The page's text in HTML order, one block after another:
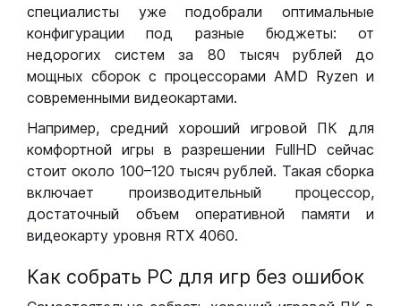
специалисты уже подобрали оптимальные
конфигурации под разные бюджеты: от
недорогих систем за 80 тысяч рублей до
мощных сборок с процессорами AMD Ryzen и
современными видеокартами.
Например, средний хороший игровой ПК для
комфортной игры в разрешении FullHD сейчас
стоит около 100–120 тысяч рублей. Такая сборка
включает производительный процессор,
достаточный объем оперативной памяти и
видеокарту уровня RTX 4060.
Как собрать РС для игр без ошибок